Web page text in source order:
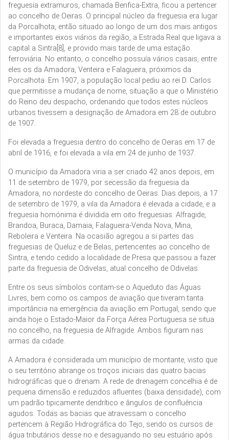
freguesia extramuros, chamada Benfica-Extra, ficou a pertencer
ao concelho de Oeiras. O principal núcleo da freguesia era lugar
da Porcalhota, então situado ao longo de um dos mais antigos
e importantes eixos viários da região, a Estrada Real que ligava a
capital a Sintra[8], e provido mais tarde de uma estação
ferroviária. No entanto, o concelho possuía vários casais, entre
eles os da Amadora, Venteira e Falagueira, próximos da
Porcalhota. Em 1907, a população local pediu ao rei D. Carlos
que permitisse a mudança de nome, situação a que o Ministério
do Reino deu despacho, ordenando que todos estes núcleos
urbanos tivessem a designação de Amadora em 28 de outubro
de 1907.
Foi elevada a freguesia dentro do concelho de Oeiras em 17 de
abril de 1916, e foi elevada a vila em 24 de junho de 1937.
O município da Amadora viria a ser criado 42 anos depois, em
11 de setembro de 1979, por secessão da freguesia da
Amadora, no nordeste do concelho de Oeiras. Dias depois, a 17
de setembro de 1979, a vila da Amadora é elevada a cidade, e a
freguesia homónima é dividida em oito freguesias: Alfragide,
Brandoa, Buraca, Damaia, Falagueira-Venda Nova, Mina,
Reboleira e Venteira. Na ocasião agregou a si partes das
freguesias de Queluz e de Belas, pertencentes ao concelho de
Sintra, e tendo cedido a localidade de Presa que passou a fazer
parte da freguesia de Odivelas, atual concelho de Odivelas.
Entre os seus símbolos contam-se o Aqueduto das Águas
Livres, bem como os campos de aviação que tiveram tanta
importância na emergência da aviação em Portugal, sendo que
ainda hoje o Estado-Maior da Força Aérea Portuguesa se situa
no concelho, na freguesia de Alfragide. Ambos figuram nas
armas da cidade.
A Amadora é considerada um município de montante, visto que
o seu território abrange os troços iniciais das quatro bacias
hidrográficas que o drenam. A rede de drenagem concelhia é de
pequena dimensão e reduzidos afluentes (baixa densidade), com
um padrão tipicamente dendrítico e ângulos de confluência
agudos. Todas as bacias que atravessam o concelho
pertencem à Região Hidrográfica do Tejo, sendo os cursos de
água tributários desse rio e desaguando no seu estuário após